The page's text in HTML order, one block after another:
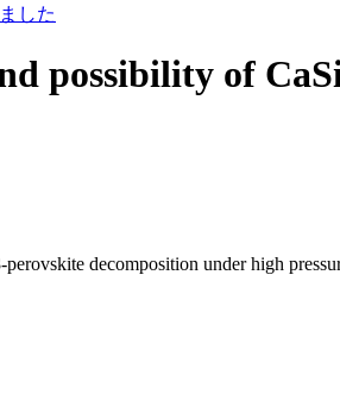
した
possibility of
decomposition under high